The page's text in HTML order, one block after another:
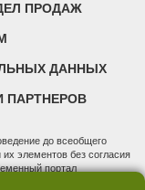
ПРОДАЖ
ДАННЫХ
ПАРТНЕРОВ
до всеобщего
элементов без согласия
портал